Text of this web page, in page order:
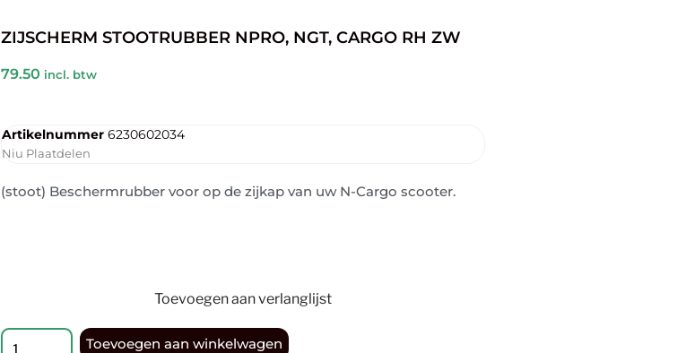
ZIJSCHERM STOOTRUBBER NPRO, NGT, CARGO RH ZW
79.50 incl. btw
Artikelnummer 6230602034
Niu Plaatdelen
(stoot) Beschermrubber voor op de zijkap van uw N-Cargo scooter.
Toevoegen aan verlanglijst
Toevoegen aan winkelwagen